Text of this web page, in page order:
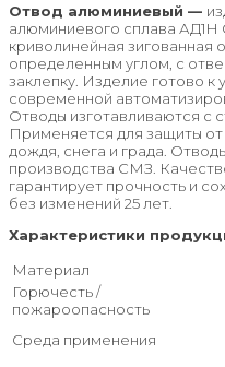
Отвод алюминиевый —
алюминиевого сплава АД1Н
криволинейная зигованная
определенным углом, с
заклепку. Изделие готово к
современной
Отводы изготавливаются с
Применяется для защиты
дождя, снега и града.
производства СМЗ.
гарантирует прочность и
без изменений 25 лет.
Характеристики
Материал
Горючесть /
пожароопасность
Среда применения